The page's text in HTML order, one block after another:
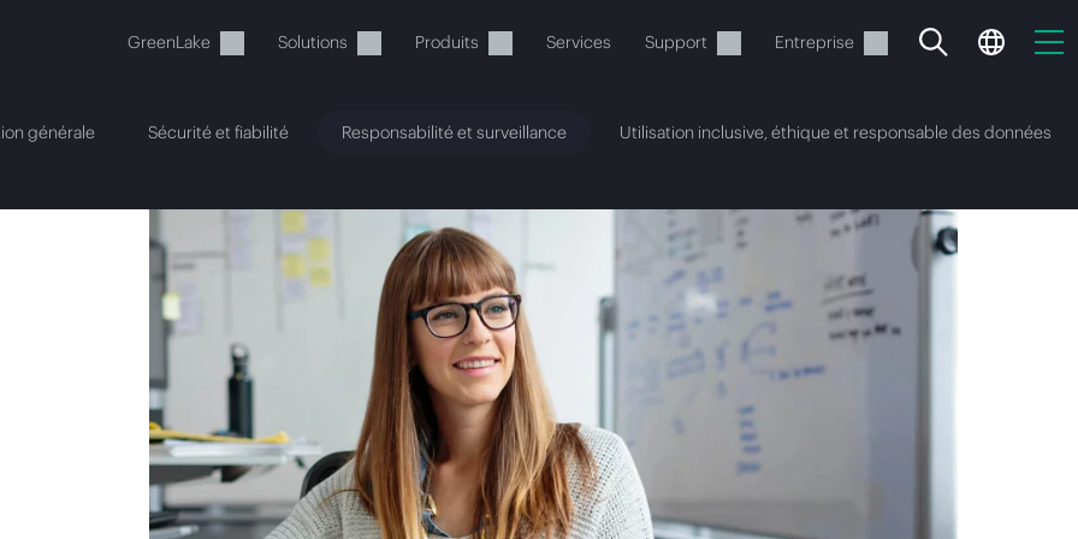
GreenLake Solutions Produits Services Support Entreprise
panier est actuellement vide
dans la boutique HPE pour découvrir, configurer et commander.
Acheter maintenant
générale Sécurité et fiabilité Responsabilité et surveillance Utilisation inclusive, éthique et responsable des données